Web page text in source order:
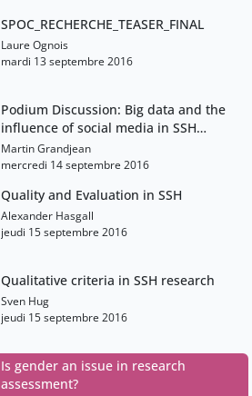
SPOC_RECHERCHE_TEASER_FINAL
Laure Ognois
mardi 13 septembre 2016
Podium Discussion: Big data and the
influence of social media in SSH
research assessment
Martin Grandjean
mercredi 14 septembre 2016
Quality and Evaluation in SSH
Alexander Hasgall
jeudi 15 septembre 2016
Qualitative criteria in SSH research
Sven Hug
jeudi 15 septembre 2016
Is gender an issue in research
assessment?